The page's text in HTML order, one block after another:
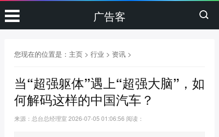
广告客
您现在的位置是： 主页> 行业 > 资讯>
当“超强躯体”遇上“超强大脑”，如
何解码这样的中国汽车？
来源：总台总经理室 2026-07-05 01:06:56 阅读：